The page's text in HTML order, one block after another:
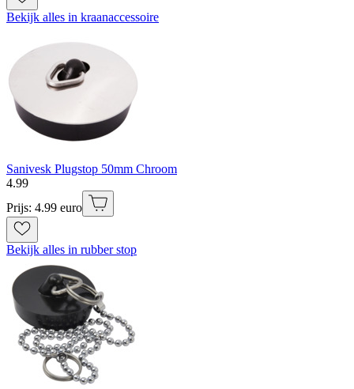
Bekijk alles in kraanaccessoire
Sanivesk Plugstop 50mm Chroom
4.99
Prijs: 4.99 euro
Bekijk alles in rubber stop